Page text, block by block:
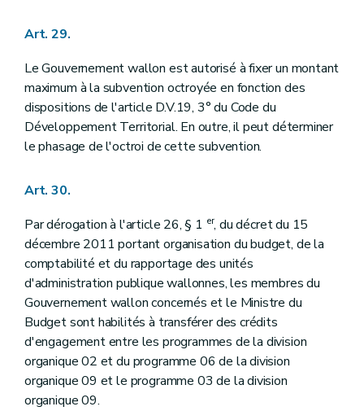
Art. 29.
Le Gouvernement wallon est autorisé à fixer un montant
maximum à la subvention octroyée en fonction des
dispositions de l'article D.V.19, 3° du Code du
Développement Territorial. En outre, il peut déterminer
le phasage de l'octroi de cette subvention.
Art. 30.
Par dérogation à l'article 26, § 1 er, du décret du 15
décembre 2011 portant organisation du budget, de la
comptabilité et du rapportage des unités
d'administration publique wallonnes, les membres du
Gouvernement wallon concernés et le Ministre du
Budget sont habilités à transférer des crédits
d'engagement entre les programmes de la division
organique 02 et du programme 06 de la division
organique 09 et le programme 03 de la division
organique 09.